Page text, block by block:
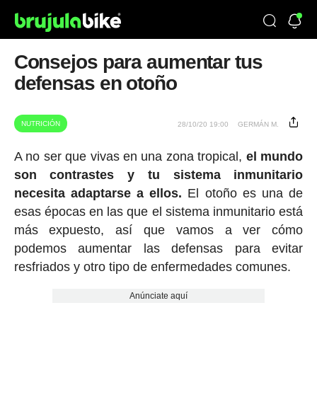
Consejos para aumentar tus
defensas en otoño
NUTRICIÓN 28/10/20 19:00 GERMÁN M.
A no ser que vivas en una zona tropical, el mundo
son contrastes y tu sistema inmunitario
necesita adaptarse a ellos. El otoño es una de
esas épocas en las que el sistema inmunitario está
más expuesto, así que vamos a ver cómo
podemos aumentar las defensas para evitar
resfriados y otro tipo de enfermedades comunes.
Anúnciate aquí